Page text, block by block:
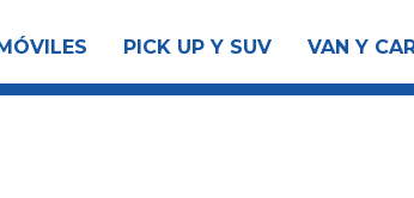
PICK UP Y SUV VAN Y